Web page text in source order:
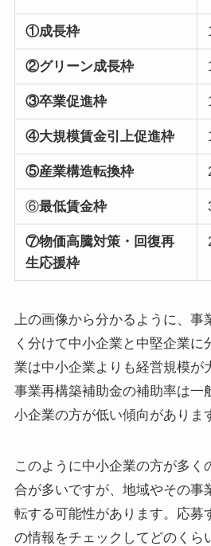
①成長枠
②グリーン成長枠
③卒業促進枠
④大規模賃金引上促進枠
⑤産業構造転換枠
⑥最低賃金枠
⑦物価高騰対策・回復再
生応援枠
上の画像から分かるように、事
く分けて中小企業と中堅企業に
業は中小企業よりも経営規模が
事業再構築補助金の補助率は一
小企業の方が低い傾向がありま
このように中小企業の方が多く
合が多いですが、地域やその事
転する可能性があります。応募
の情報をチェックしてどのくら